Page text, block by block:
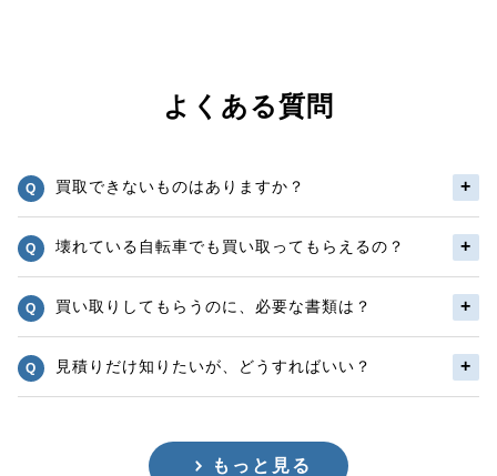
よくある質問
買取できないものはありますか？
壊れている自転車でも買い取ってもらえるの？
買い取りしてもらうのに、必要な書類は？
見積りだけ知りたいが、どうすればいい？
もっと見る